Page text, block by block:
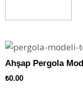
Ahşap Pergola
₺0.00